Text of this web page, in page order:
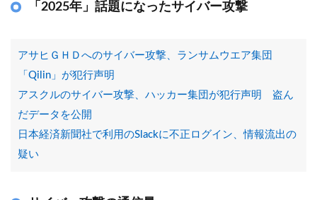
「2025年」話題になったサイバー攻撃
アサヒＧＨＤへのサイバー攻撃、ランサムウエア集団
「Qilin」が犯行声明
アスクルのサイバー攻撃、ハッカー集団が犯行声明 盗ん
だデータを公開
日本経済新聞社で利用のSlackに不正ログイン、情報流出の
疑い